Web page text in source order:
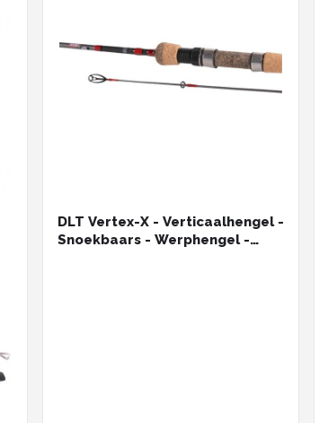
DLT Vertex-X - Verticaalhengel -
Snoekbaars - Werphengel -